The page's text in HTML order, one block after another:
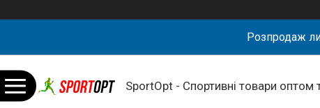
Розпродаж
SportOpt - Спортивні товари оптом